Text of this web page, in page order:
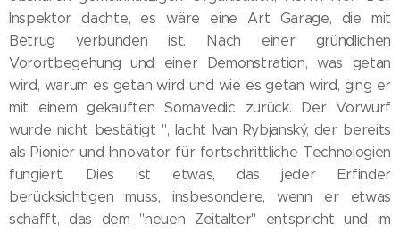
Inspektor dachte, es wäre eine Art Garage, die mit
Betrug verbunden ist. Nach einer gründlichen
Vorortbegehung und einer Demonstration, was getan
wird, warum es getan wird und wie es getan wird, ging er
mit einem gekauften Somavedic zurück. Der Vorwurf
wurde nicht bestätigt ", lacht Ivan Rybjanský, der bereits
als Pionier und Innovator für fortschrittliche Technologien
fungiert. Dies ist etwas, das jeder Erfinder
berücksichtigen muss, insbesondere, wenn er etwas
schafft, das dem "neuen Zeitalter" entspricht und im